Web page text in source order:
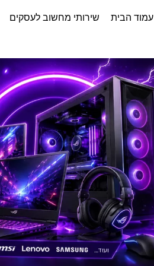
עמוד הבית שירותי מחשוב לעסקים